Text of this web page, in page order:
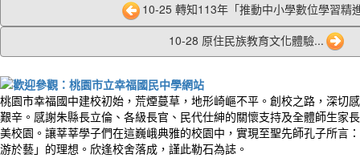
10-25 轉知113年「推動中小學數位學習精
10-28 原住民族教育文化體驗...
桃園市幸福國中建校初始，荒煙蔓草，地形崎嶇不平。創校之路，深切
艱辛。感謝朱縣長立倫、各級長官、民代仕紳的關懷支持及全體師生家
美校園。讓莘莘學子們在這巍峨典雅的校園中，實現至聖先師孔子所言
游於藝」的理想。欣逢校舍落成，謹此勒石為誌。